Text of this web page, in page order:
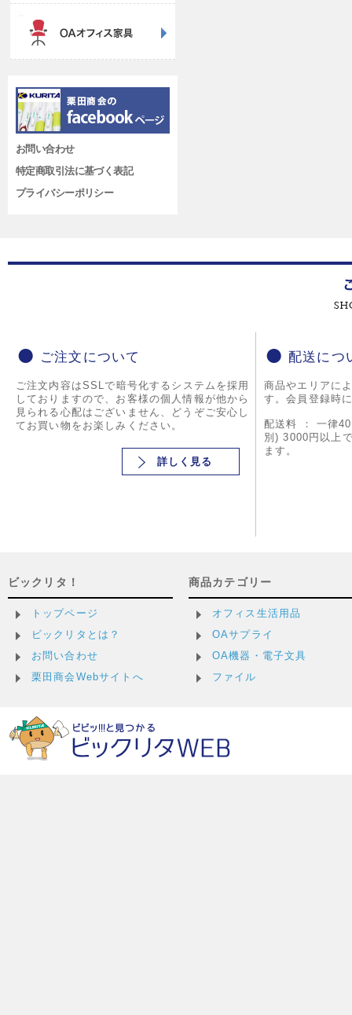
お問い合わせ
特定商取引法に基づく表記
プライバシーポリシー
ご注文について
ご注文内容はSSLで暗号化するシステムを採用
しておりますので、お客様の個人情報が他から
見られる心配はございません、どうぞご安心し
てお買い物をお楽しみください。
詳しく見る
配送につ
商品やエリアに
す。会員登録時
配送料 ： 一律
別) 3000円以上
ます。
ビックリタ！
トップページ
ビックリタとは？
お問い合わせ
栗田商会Webサイトへ
商品カテゴリー
オフィス生活用品
OAサプライ
OA機器・電子文具
ファイル